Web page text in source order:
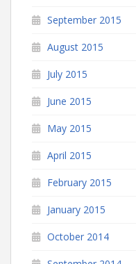
September 2015
August 2015
July 2015
June 2015
May 2015
April 2015
February 2015
January 2015
October 2014